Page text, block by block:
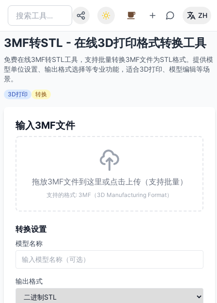
ZH
3MF转STL - 在线3D打印格式转换工具
免费在线3MF转STL工具，支持批量转换3MF文件为STL格式。提供模
型单位设置、输出格式选择等专业功能，适合3D打印、模型编辑等场
景。
3D打印 转换
输入3MF文件
拖放3MF文件到这里或点击上传（支持批量）
支持的格式: 3MF（3D Manufacturing Format）
转换设置
模型名称
输出格式